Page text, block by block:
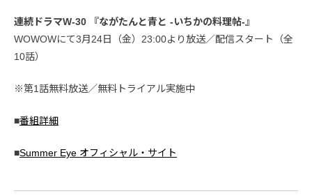
連続ドラマW-30 『ながたんと青と -いちかの料理帖-』
WOWOWにて3月24日（金）23:00より放送／配信スタート（全
10話）
※第1話無料放送／無料トライアル実施中
■番組詳細
■Summer Eye オフィシャル・サイト